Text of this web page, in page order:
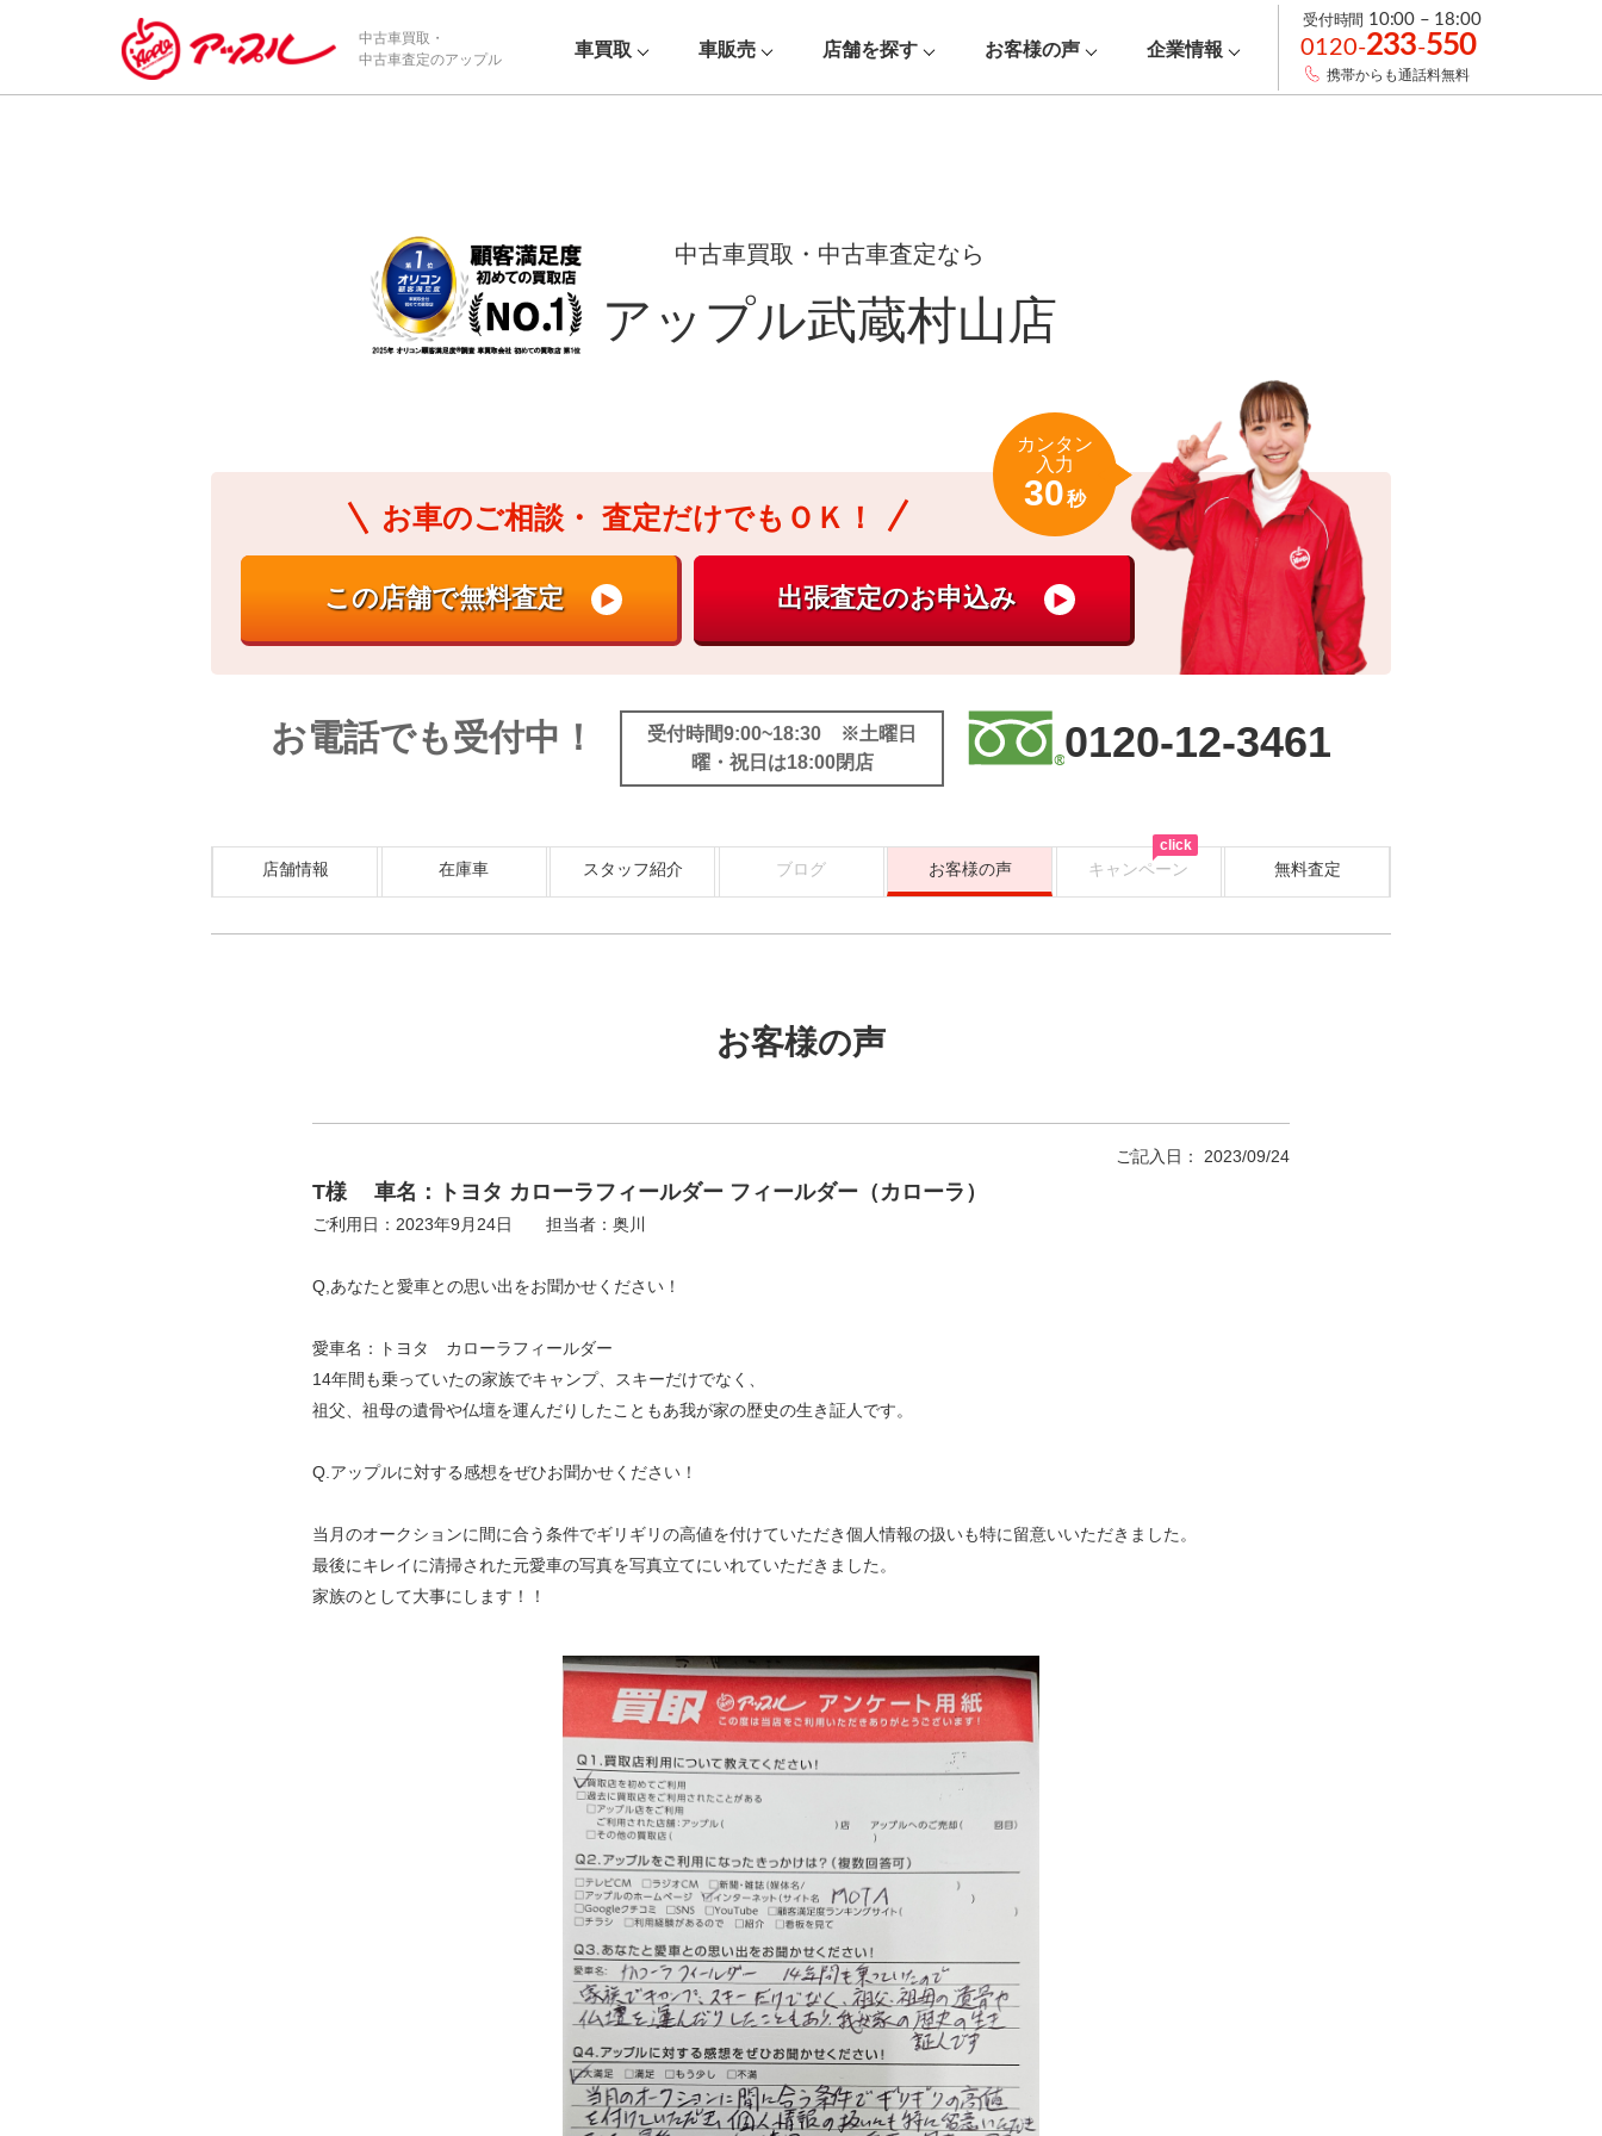
/*ABテスト_新規査定フォームの為のCVボタン*/
中古車買取・
中古車査定のアップル
車買取 車販売 店舗を探す お客様の声 企業情報
受付時間 10:00 – 18:00
0120-233-550
携帯からも通話料無料
中古車買取・中古車査定なら
アップル武蔵村山店
お車のご相談・ 査定だけでもＯＫ！
カンタン
入力
30秒
お電話でも受付中！
受付時間9:00~18:30 ※土曜日
曜・祝日は18:00閉店
0120-12-3461
店舗情報 在庫車 スタッフ紹介 ブログ お客様の声 キャンペーン 無料査定
click
お客様の声
ご記入日： 2023/09/24
T様 車名：トヨタ カローラフィールダー フィールダー（カローラ）
ご利用日：2023年9月24日 担当者：奥川
Q,あなたと愛車との思い出をお聞かせください！
愛車名：トヨタ カローラフィールダー
14年間も乗っていたの家族でキャンプ、スキーだけでなく、
祖父、祖母の遺骨や仏壇を運んだりしたこともあ我が家の歴史の生き証人です。
Q.アップルに対する感想をぜひお聞かせください！
当月のオークションに間に合う条件でギリギリの高値を付けていただき個人情報の扱いも特に留意いいただきました。
最後にキレイに清掃された元愛車の写真を写真立てにいれていただきました。
家族のとして大事にします！！